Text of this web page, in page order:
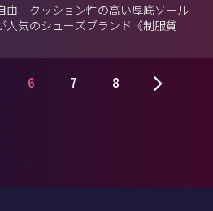
由｜クッション性の高い厚底ソール
人気のシューズブランド《制服貸
6 7 8